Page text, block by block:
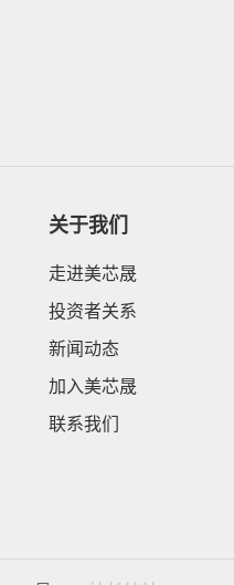
关于我们
走进美芯晟
投资者关系
新闻动态
加入美芯晟
联系我们